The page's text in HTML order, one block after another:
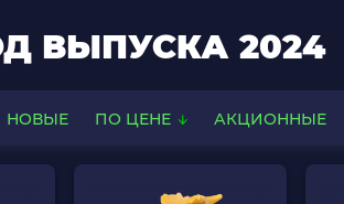
ВЫПУСКА 2024
НОВЫЕ ПО ЦЕНЕ АКЦИОННЫЕ